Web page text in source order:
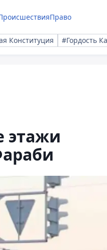
Право
Конституция #Гордость
этажи